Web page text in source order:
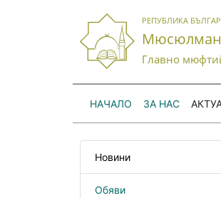
РЕПУБЛИКА
Главно
НАЧАЛО ЗА НАС
Новини
Обяви